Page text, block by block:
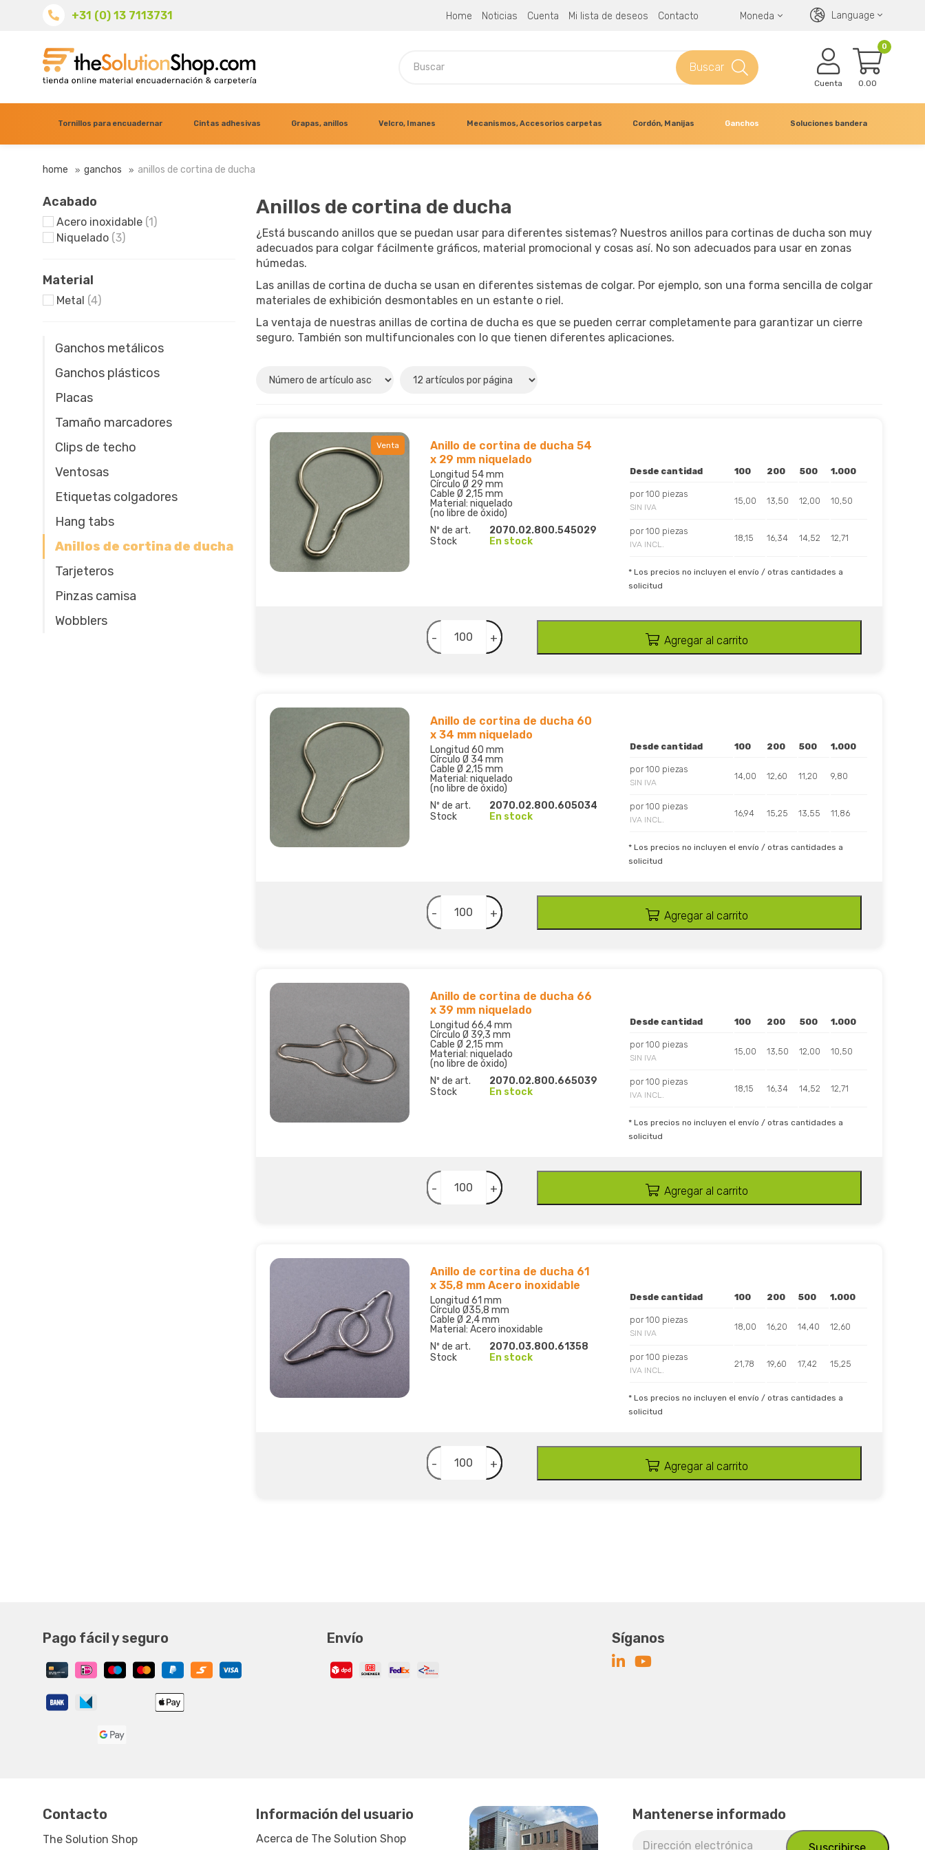
+31 (0) 13 7113731 Language
Moneda
Home Noticias Cuenta Mi lista de deseos Contacto
Buscar
0
0.00
Cuenta
Tornillos para encuadernar Cintas adhesivas Grapas, anillos Velcro, Imanes Mecanismos, Accesorios carpetas Cordón, Manijas Ganchos Soluciones bandera
home ganchos anillos de cortina de ducha
Acabado
Acero inoxidable (1)
Niquelado (3)
Material
Metal (4)
Ganchos metálicos
Ganchos plásticos
Placas
Tamaño marcadores
Clips de techo
Ventosas
Etiquetas colgadores
Hang tabs
Anillos de cortina de ducha
Tarjeteros
Pinzas camisa
Wobblers
Anillos de cortina de ducha
¿Está buscando anillos que se puedan usar para diferentes sistemas? Nuestros anillos para cortinas de ducha son muy
adecuados para colgar fácilmente gráficos, material promocional y cosas así. No son adecuados para usar en zonas
húmedas.
Las anillas de cortina de ducha se usan en diferentes sistemas de colgar. Por ejemplo, son una forma sencilla de colgar
materiales de exhibición desmontables en un estante o riel.
La ventaja de nuestras anillas de cortina de ducha es que se pueden cerrar completamente para garantizar un cierre
seguro. También son multifuncionales con lo que tienen diferentes aplicaciones.
Venta
Anillo de cortina de ducha 54
x 29 mm niquelado
Longitud 54 mm
Círculo Ø 29 mm
Cable Ø 2,15 mm
Material: niquelado
(no libre de óxido)
Nº de art.
2070.02.800.545029
Stock
En stock
Desde cantidad 100 200 500 1.000
por 100 piezas
SIN IVA
15,00 13,50 12,00 10,50
por 100 piezas
IVA INCL.
18,15 16,34 14,52 12,71
* Los precios no incluyen el envío / otras cantidades a
solicitud
- + Agregar al carrito
Anillo de cortina de ducha 60
x 34 mm niquelado
Longitud 60 mm
Círculo Ø 34 mm
Cable Ø 2,15 mm
Material: niquelado
(no libre de óxido)
Nº de art.
2070.02.800.605034
Stock
En stock
Desde cantidad 100 200 500 1.000
por 100 piezas
SIN IVA
14,00 12,60 11,20 9,80
por 100 piezas
IVA INCL.
16,94 15,25 13,55 11,86
* Los precios no incluyen el envío / otras cantidades a
solicitud
- + Agregar al carrito
Anillo de cortina de ducha 66
x 39 mm niquelado
Longitud 66,4 mm
Círculo Ø 39,3 mm
Cable Ø 2,15 mm
Material: niquelado
(no libre de óxido)
Nº de art.
2070.02.800.665039
Stock
En stock
Desde cantidad 100 200 500 1.000
por 100 piezas
SIN IVA
15,00 13,50 12,00 10,50
por 100 piezas
IVA INCL.
18,15 16,34 14,52 12,71
* Los precios no incluyen el envío / otras cantidades a
solicitud
- + Agregar al carrito
Anillo de cortina de ducha 61
x 35,8 mm Acero inoxidable
Longitud 61 mm
Círculo Ø35,8 mm
Cable Ø 2,4 mm
Material: Acero inoxidable
Nº de art.
2070.03.800.61358
Stock
En stock
Desde cantidad 100 200 500 1.000
por 100 piezas
SIN IVA
18,00 16,20 14,40 12,60
por 100 piezas
IVA INCL.
21,78 19,60 17,42 15,25
* Los precios no incluyen el envío / otras cantidades a
solicitud
- + Agregar al carrito
Pago fácil y seguro Envío Síganos
Contacto
The Solution Shop
Información del usuario
Acerca de The Solution Shop
Mantenerse informado